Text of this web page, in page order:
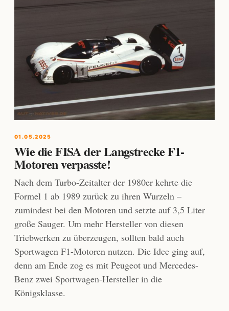
01.05.2025
Wie die FISA der Langstrecke F1-
Motoren verpasste!
Nach dem Turbo-Zeitalter der 1980er kehrte die
Formel 1 ab 1989 zurück zu ihren Wurzeln –
zumindest bei den Motoren und setzte auf 3,5 Liter
große Sauger. Um mehr Hersteller von diesen
Triebwerken zu überzeugen, sollten bald auch
Sportwagen F1-Motoren nutzen. Die Idee ging auf,
denn am Ende zog es mit Peugeot und Mercedes-
Benz zwei Sportwagen-Hersteller in die
Königsklasse.